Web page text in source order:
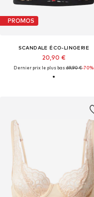
PROMOS
SCANDALE ÉCO-LINGERIE
20,90 €
Dernier prix le plus bas :69,90 €-70%